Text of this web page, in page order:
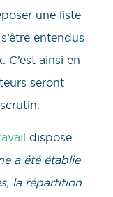
une liste
entendus
ainsi en
seront
dispose
a été établie
la répartition